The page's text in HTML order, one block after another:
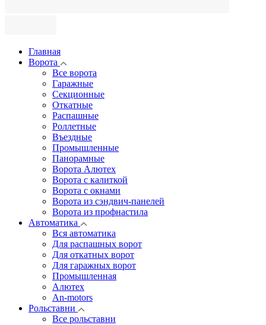
Главная
Ворота
Все ворота
Гаражные
Секционные
Откатные
Распашные
Роллетные
Въездные
Промышленные
Панорамные
Ворота Алютех
Ворота с калиткой
Ворота c окнами
Ворота из сэндвич-панелей
Ворота из профнастила
Автоматика
Вся автоматика
Для распашных ворот
Для откатных ворот
Для гаражных ворот
Промышленная
Алютех
An-motors
Рольставни
Все рольставни